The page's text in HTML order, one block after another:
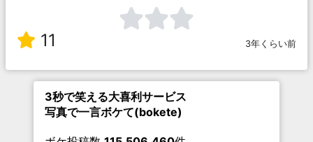
11 3年くらい前
3秒で笑える大喜利サービス
写真で一言ボケて(bokete)